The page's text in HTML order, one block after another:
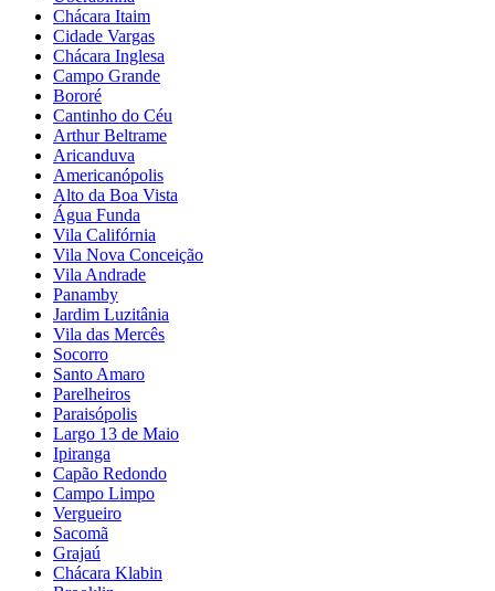
Chácara Itaim
Cidade Vargas
Chácara Inglesa
Campo Grande
Bororé
Cantinho do Céu
Arthur Beltrame
Aricanduva
Americanópolis
Alto da Boa Vista
Água Funda
Vila Califórnia
Vila Nova Conceição
Vila Andrade
Panamby
Jardim Luzitânia
Vila das Mercês
Socorro
Santo Amaro
Parelheiros
Paraisópolis
Largo 13 de Maio
Ipiranga
Capão Redondo
Campo Limpo
Vergueiro
Sacomã
Grajaú
Chácara Klabin